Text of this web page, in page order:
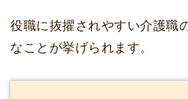
役職に抜擢されやすい介護職
なことが挙げられます。